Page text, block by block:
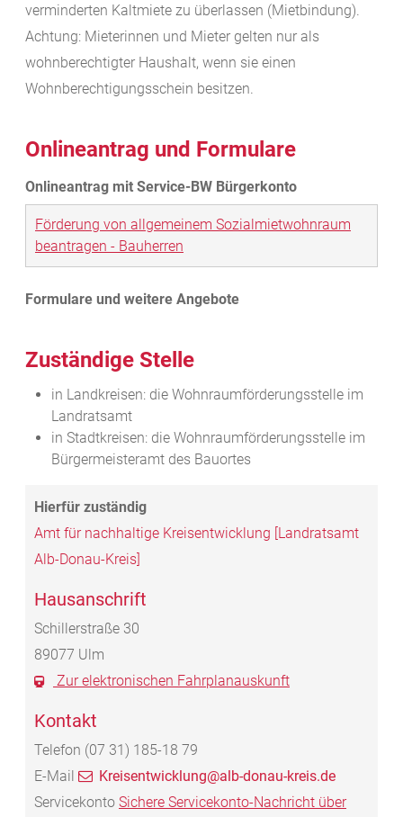
verminderten Kaltmiete zu überlassen (Mietbindung).
Achtung: Mieterinnen und Mieter gelten nur als
wohnberechtigter Haushalt, wenn sie einen
Wohnberechtigungsschein besitzen.
Onlineantrag und Formulare
Förderung von allgemeinem Sozialmietwohnraum
beantragen - Bauherren
Zuständige Stelle
in Landkreisen: die Wohnraumförderungsstelle im
Landratsamt
in Stadtkreisen: die Wohnraumförderungsstelle im
Bürgermeisteramt des Bauortes
Amt für nachhaltige Kreisentwicklung [Landratsamt
Alb-Donau-Kreis]
Hausanschrift
Schillerstraße 30
89077 Ulm
Zur elektronischen Fahrplanauskunft
Kontakt
Telefon (07 31) 185-18 79
E-Mail
Kreisentwicklung@alb-donau-kreis.de
Servicekonto Sichere Servicekonto-Nachricht über